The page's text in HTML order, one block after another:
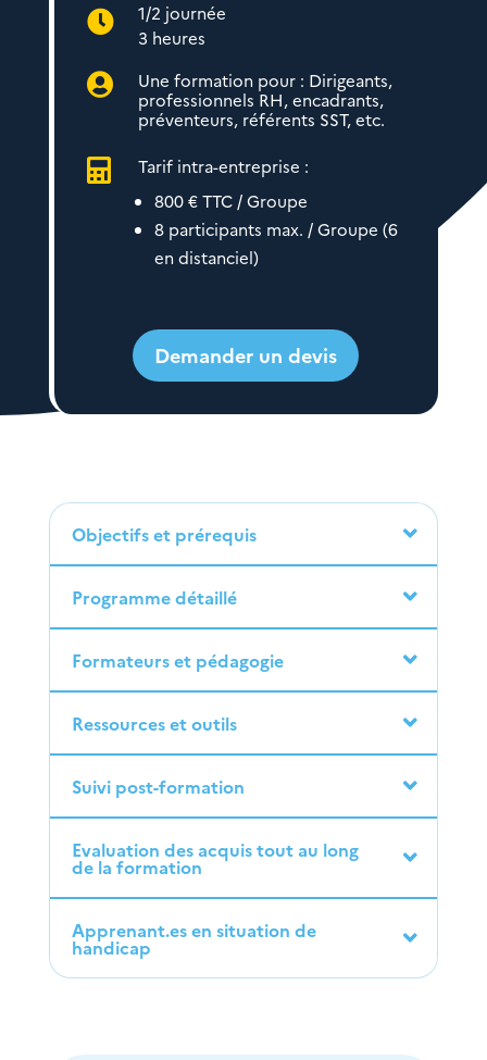

1/2 journée
3 heures

Une formation pour : Dirigeants,
professionnels RH, encadrants,
préventeurs, référents SST, etc.

Tarif intra-entreprise :
800 € TTC / Groupe
8 participants max. / Groupe (6
en distanciel)
Demander un devis
Objectifs et prérequis
Programme détaillé
Formateurs et pédagogie
Ressources et outils
Suivi post-formation
Evaluation des acquis tout au long
de la formation
Apprenant.es en situation de
handicap